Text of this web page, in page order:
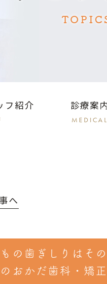
フ紹介 診療案
MEDICAL
へ
の歯ぎしりはそ
おかだ歯科・矯